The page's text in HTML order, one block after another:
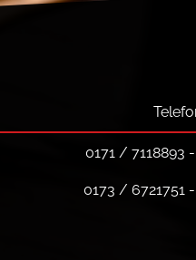
0171 / 7118893
0173 / 6721751